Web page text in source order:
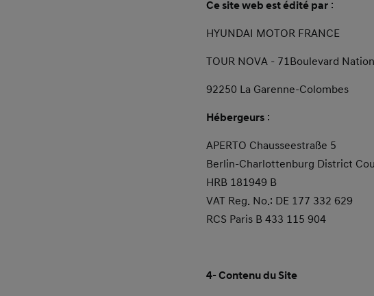
Ce site web est édité par :
HYUNDAI MOTOR FRANCE
TOUR NOVA - 71Boulevard
92250 La Garenne-Colombes
Hébergeurs :
APERTO Chausseestraße 5
Berlin-Charlottenburg District
HRB 181949 B
VAT Reg. No.: DE 177 332 629
RCS Paris B 433 115 904
4- Contenu du Site